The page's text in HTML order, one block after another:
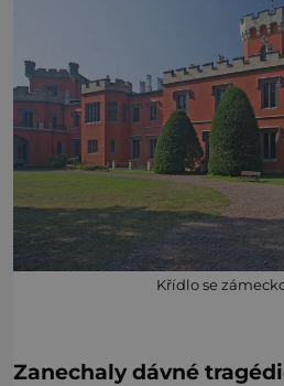
Křídlo se
Zanechaly dávné